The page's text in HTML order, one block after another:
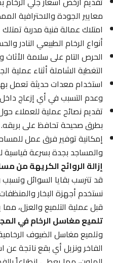
معايير الجودة والاحترافية
امتلاك عمالة فنية مدربة تمتلك
أنواع الرخام الطبيعي النادر
الحرص التام على سلامة الأثاث
التغطية الشاملة أثناء عملية الجلي.
استخدام معدات حديثة تعمل
وعدم التسبب في أي إزعاج داخل
تقديم نصائح عملية للعملاء حول
بطرق صحيحة تحافظ على بريقه.
إمكانية توفير فرق عمل للمساحات
والمساجد بجدة بسرعة قياسية
إزالة الروائح الكريهة من مسام
قد تترسب بقايا السوائل
نستخدم أجهزة البخار والمنظفات
قبل عملية التلميع والعزل،
تلميع مغاسل الرخام في
وتلميع مغاسل الضيوف الرخامية
الفاخر ونزيل أي بقع ناتجة عن